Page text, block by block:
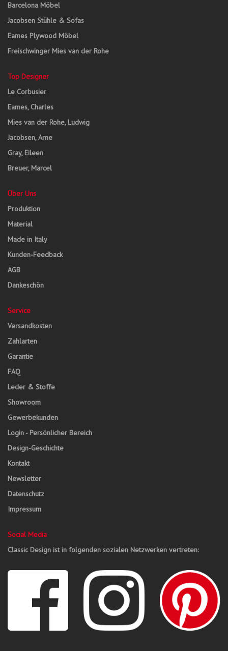
Barcelona Möbel
Jacobsen Stühle & Sofas
Eames Plywood Möbel
Freischwinger Mies van der Rohe
Top Designer
Le Corbusier
Eames, Charles
Mies van der Rohe, Ludwig
Jacobsen, Arne
Gray, Eileen
Breuer, Marcel
Über Uns
Produktion
Material
Made in Italy
Kunden-Feedback
AGB
Dankeschön
Service
Versandkosten
Zahlarten
Garantie
FAQ
Leder & Stoffe
Showroom
Gewerbekunden
Login - Persönlicher Bereich
Design-Geschichte
Kontakt
Newsletter
Datenschutz
Impressum
Social Media
Classic Design ist in folgenden sozialen Netzwerken vertreten: